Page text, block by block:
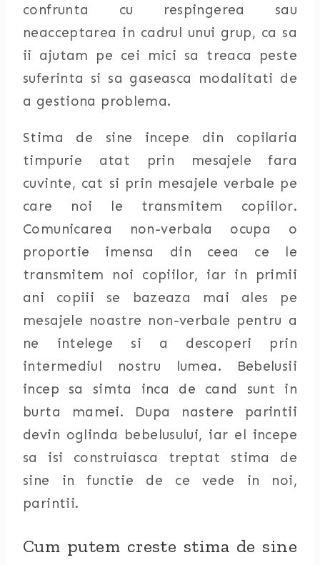
confrunta cu respingerea sau
neacceptarea in cadrul unui grup, ca sa
ii ajutam pe cei mici sa treaca peste
suferinta si sa gaseasca modalitati de
a gestiona problema.
Stima de sine incepe din copilaria
timpurie atat prin mesajele fara
cuvinte, cat si prin mesajele verbale pe
care noi le transmitem copiilor.
Comunicarea non-verbala ocupa o
proportie imensa din ceea ce le
transmitem noi copiilor, iar in primii
ani copiii se bazeaza mai ales pe
mesajele noastre non-verbale pentru a
ne intelege si a descoperi prin
intermediul nostru lumea. Bebelusii
incep sa simta inca de cand sunt in
burta mamei. Dupa nastere parintii
devin oglinda bebelusului, iar el incepe
sa isi construiasca treptat stima de
sine in functie de ce vede in noi,
parintii.
Cum putem creste stima de sine